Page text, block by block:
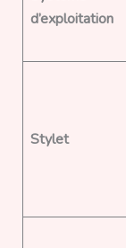
d’exploitation
Stylet